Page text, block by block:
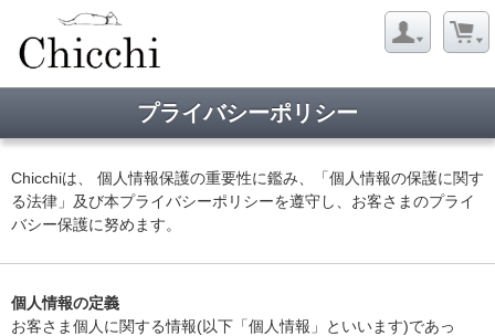
プライバシーポリシー
Chicchiは、 個人情報保護の重要性に鑑み、「個人情報の保護に関す
る法律」及び本プライバシーポリシーを遵守し、お客さまのプライ
バシー保護に努めます。
個人情報の定義
お客さま個人に関する情報(以下「個人情報」といいます)であっ